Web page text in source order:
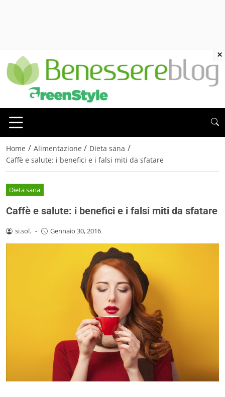
Home / Alimentazione / Dieta sana /
Caffè e salute: i benefici e i falsi miti da sfatare
Dieta sana
Caffè e salute: i benefici e i falsi miti da sfatare
si.sol. - Gennaio 30, 2016
×